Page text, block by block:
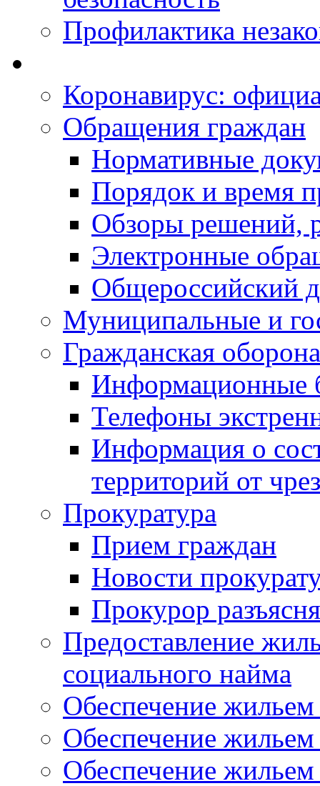
Профилактика
Коронавирус:
Обращения граждан
Нормативные
Порядок и время
Обзоры решений,
Электронные
Общероссийский
Муниципальные и
Гражданская
Информационные
Телефоны
Информация о
территорий от
Прокуратура
Прием граждан
Новости
Прокурор
Предоставление
социального найма
Обеспечение
Обеспечение
Обеспечение жильем